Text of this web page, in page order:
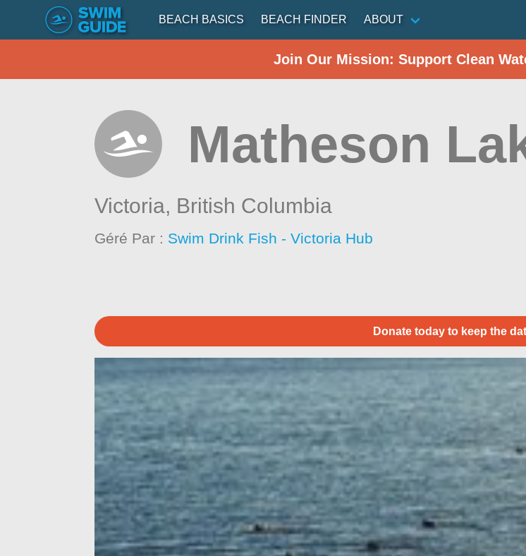
BEACH BASICS BEACH FINDER ABOUT
Join Our Mission: Support Clean
Matheson
Victoria, British Columbia
Géré Par : Swim Drink Fish - Victoria Hub
Donate today to keep the